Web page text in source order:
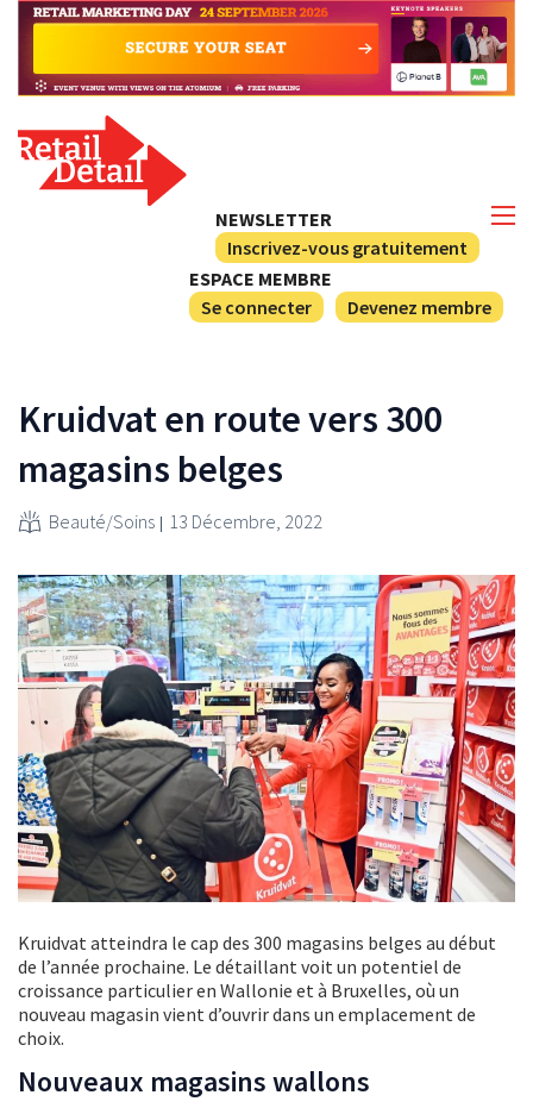
NEWSLETTER
Inscrivez-vous gratuitement
ESPACE MEMBRE
Se connecter
Devenez membre
Kruidvat en route vers 300
magasins belges
Beauté/Soins 13 Décembre, 2022
Kruidvat atteindra le cap des 300 magasins belges au début
de l’année prochaine. Le détaillant voit un potentiel de
croissance particulier en Wallonie et à Bruxelles, où un
nouveau magasin vient d’ouvrir dans un emplacement de
choix.
Nouveaux magasins wallons